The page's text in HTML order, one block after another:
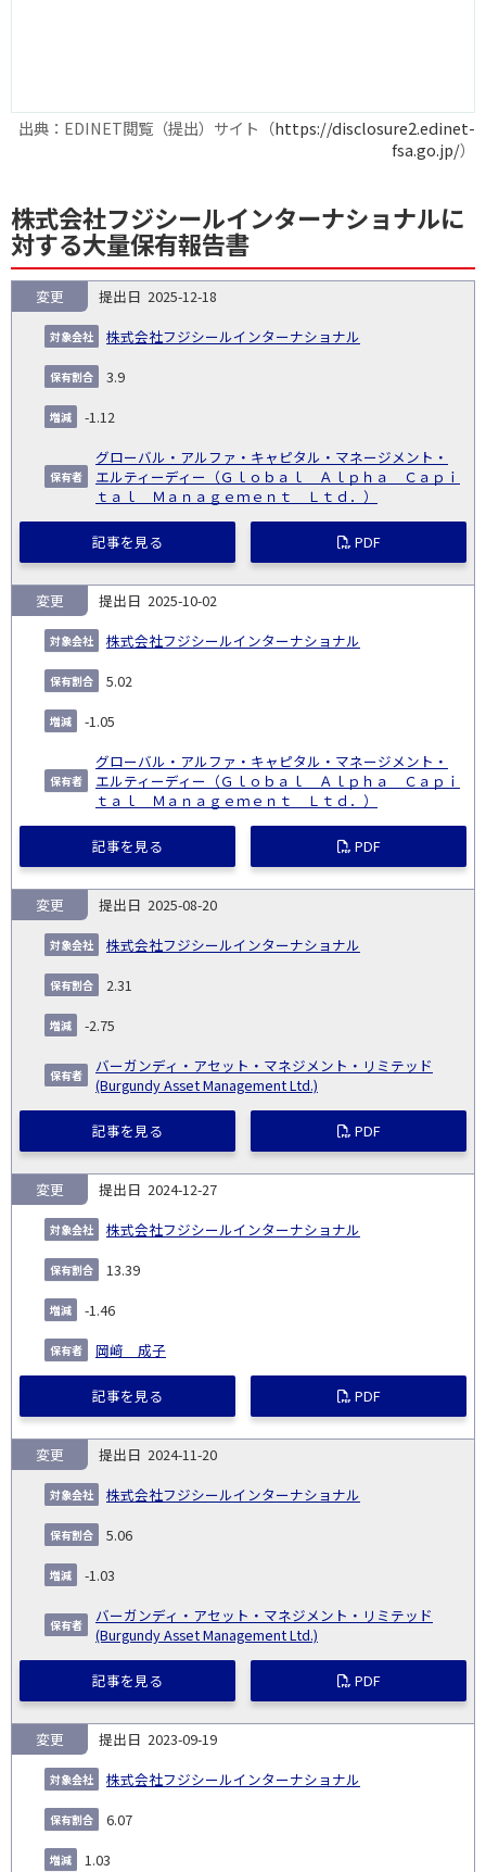
出典：EDINET閲覧（提出）サイト（https://disclosure2.edinet-
fsa.go.jp/）
株式会社フジシールインターナショナルに
対する大量保有報告書
NO.
告
義
務
発
生
日
提
日
証券
対
有
2025-12-18
株式会社フジシールインターナショナル
変更
3.9
-1.12
グローバル・アルファ・キャピタル・マネージメント・
エルティーディー（Ｇｌｏｂａｌ Ａｌｐｈａ Ｃａｐｉ
ｔａｌ Ｍａｎａｇｅｍｅｎｔ Ｌｔｄ．）
記事を見る PDF
2025-10-02
株式会社フジシールインターナショナル
変更
5.02
-1.05
グローバル・アルファ・キャピタル・マネージメント・
エルティーディー（Ｇｌｏｂａｌ Ａｌｐｈａ Ｃａｐｉ
ｔａｌ Ｍａｎａｇｅｍｅｎｔ Ｌｔｄ．）
記事を見る PDF
2025-08-20
株式会社フジシールインターナショナル
変更
2.31
-2.75
バーガンディ・アセット・マネジメント・リミテッド
(Burgundy Asset Management Ltd.)
記事を見る PDF
2024-12-27
株式会社フジシールインターナショナル
変更
13.39
-1.46
岡﨑 成子
記事を見る PDF
2024-11-20
株式会社フジシールインターナショナル
変更
5.06
-1.03
バーガンディ・アセット・マネジメント・リミテッド
(Burgundy Asset Management Ltd.)
記事を見る PDF
2023-09-19
株式会社フジシールインターナショナル
変更
6.07
1.03